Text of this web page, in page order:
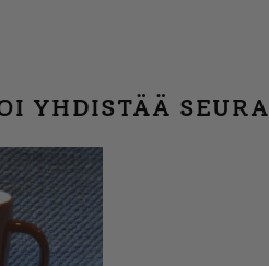
YHDISTÄÄ